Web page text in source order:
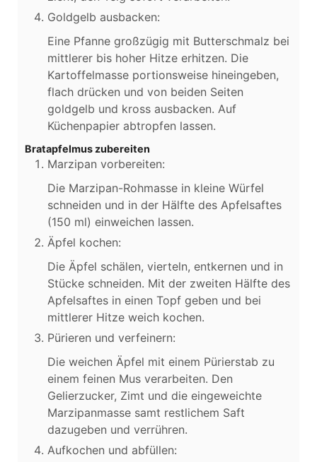
Goldgelb ausbacken:
Eine Pfanne großzügig mit Butterschmalz bei
mittlerer bis hoher Hitze erhitzen. Die
Kartoffelmasse portionsweise hineingeben,
flach drücken und von beiden Seiten
goldgelb und kross ausbacken. Auf
Küchenpapier abtropfen lassen.
Bratapfelmus zubereiten
Marzipan vorbereiten:
Die Marzipan-Rohmasse in kleine Würfel
schneiden und in der Hälfte des Apfelsaftes
(150 ml) einweichen lassen.
Äpfel kochen:
Die Äpfel schälen, vierteln, entkernen und in
Stücke schneiden. Mit der zweiten Hälfte des
Apfelsaftes in einen Topf geben und bei
mittlerer Hitze weich kochen.
Pürieren und verfeinern:
Die weichen Äpfel mit einem Pürierstab zu
einem feinen Mus verarbeiten. Den
Gelierzucker, Zimt und die eingeweichte
Marzipanmasse samt restlichem Saft
dazugeben und verrühren.
Aufkochen und abfüllen: